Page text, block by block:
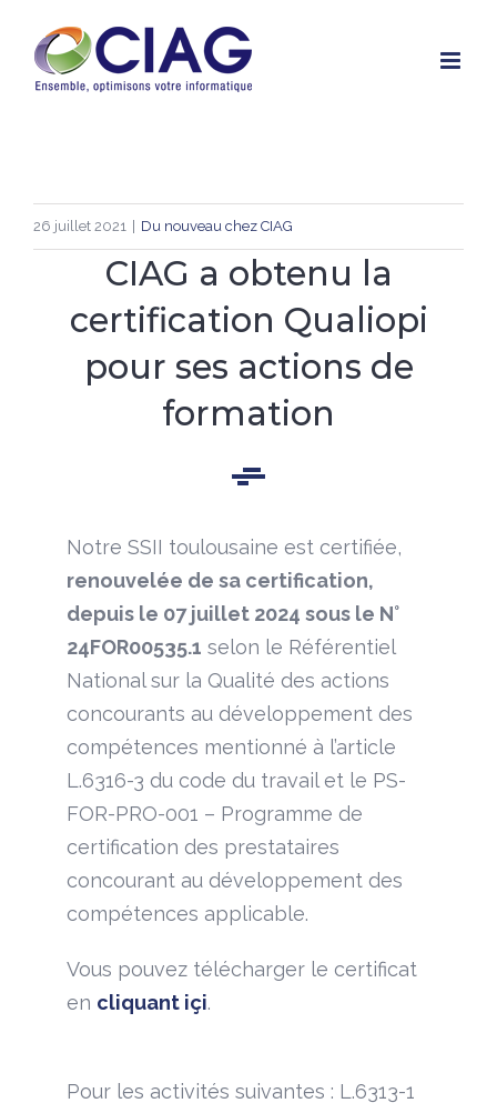
content
26 juillet 2021 Du nouveau chez CIAG
CIAG a obtenu la
certification Qualiopi
pour ses actions de
formation
Notre SSII toulousaine est certifiée,
renouvelée de sa certification,
depuis le 07 juillet 2024 sous le N°
24FOR00535.1 selon le Référentiel
National sur la Qualité des actions
concourants au développement des
compétences mentionné à l’article
L.6316-3 du code du travail et le PS-
FOR-PRO-001 – Programme de
certification des prestataires
concourant au développement des
compétences applicable.
Vous pouvez télécharger le certificat
en cliquant içi.
Pour les activités suivantes : L.6313-1